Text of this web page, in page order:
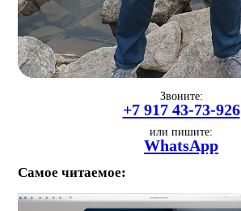
Звоните:
+7 917 43-73-926
или пишите:
WhatsApp
Самое читаемое: